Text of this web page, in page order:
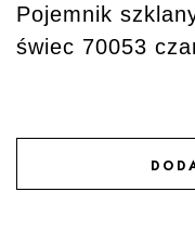
Pojemnik
świec 70053